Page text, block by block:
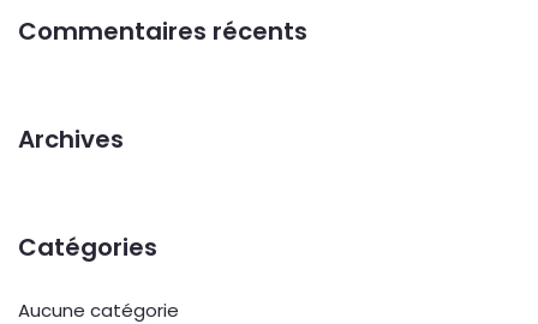
Commentaires récents
Archives
Catégories
Aucune catégorie